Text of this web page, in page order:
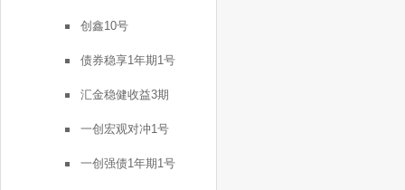
创鑫10号
债券稳享1年期1号
汇金稳健收益3期
一创宏观对冲1号
一创强债1年期1号